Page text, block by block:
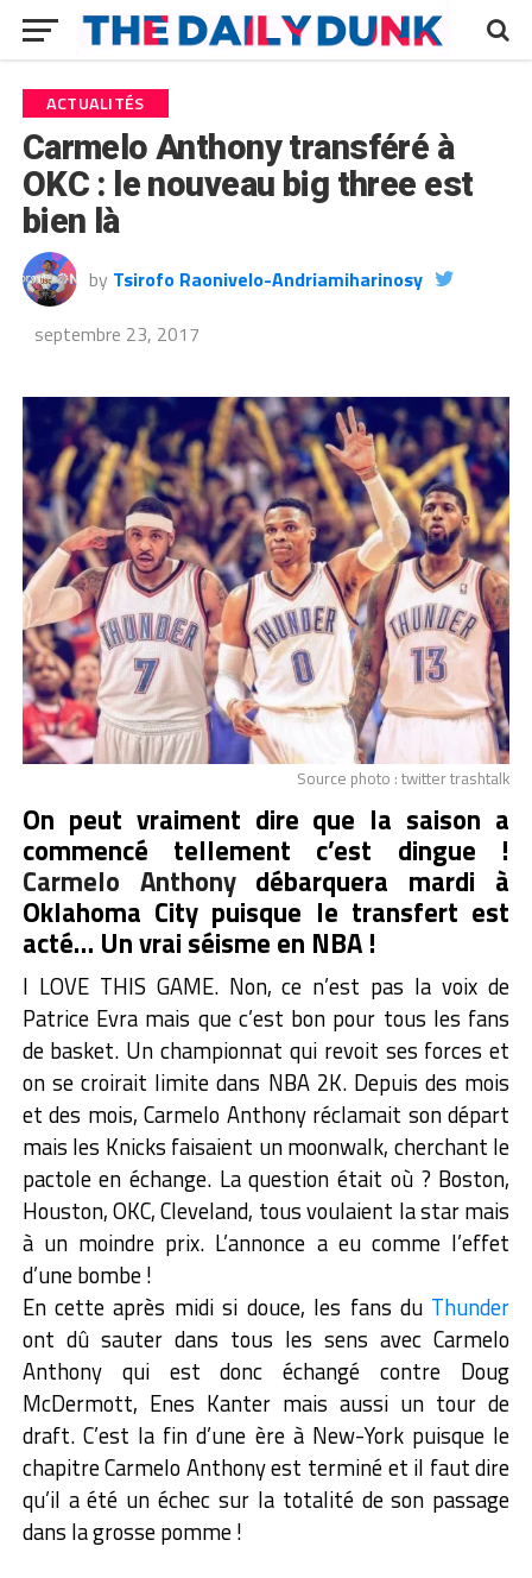
ACTUALITÉS
Carmelo Anthony transféré à
OKC : le nouveau big three est
bien là
by Tsirofo Raonivelo-Andriamiharinosy
septembre 23, 2017
Source photo : twitter trashtalk
On peut vraiment dire que la saison a
commencé tellement c’est dingue !
Carmelo Anthonydébarquera mardi à
Oklahoma City puisque le transfert est
acté… Un vrai séisme en NBA !
I LOVE THIS GAME. Non, ce n’est pas la voix de
Patrice Evra mais que c’est bon pour tous les fans
de basket. Un championnat qui revoit ses forces et
on se croirait limite dans NBA 2K. Depuis des mois
et des mois, Carmelo Anthony réclamait son départ
mais les Knicks faisaient un moonwalk, cherchant le
pactole en échange. La question était où ? Boston,
Houston, OKC, Cleveland, tous voulaient la star mais
à un moindre prix. L’annonce a eu comme l’effet
d’une bombe !
En cette après midi si douce, les fans du Thunder
ont dû sauter dans tous les sens avec Carmelo
Anthony qui est donc échangé contre Doug
McDermott, Enes Kanter mais aussi un tour de
draft. C’est la fin d’une ère à New-York puisque le
chapitre Carmelo Anthony est terminé et il faut dire
qu’il a été un échec sur la totalité de son passage
dans la grosse pomme !